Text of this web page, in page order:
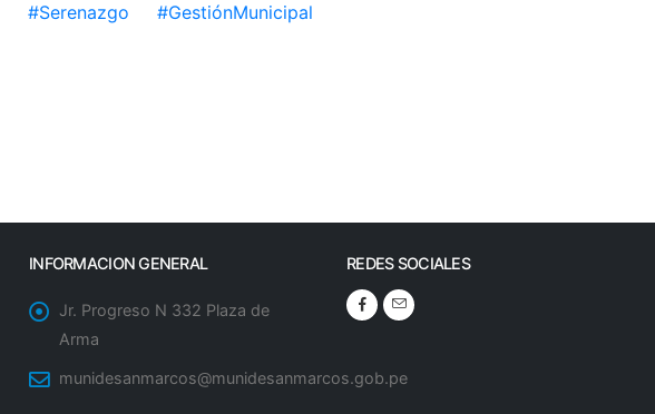
#Serenazgo
#GestiónMunicipal
INFORMACION GENERAL
Jr. Progreso N 332 Plaza de
Arma
munidesanmarcos@munidesanmarcos.gob.pe
REDES SOCIALES